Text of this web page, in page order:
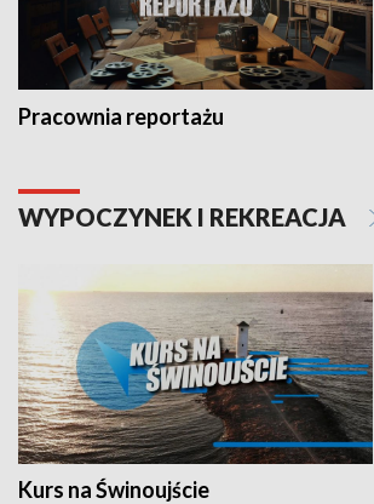
Pracownia reportażu
WYPOCZYNEK I REKREACJA
Kurs na Świnoujście